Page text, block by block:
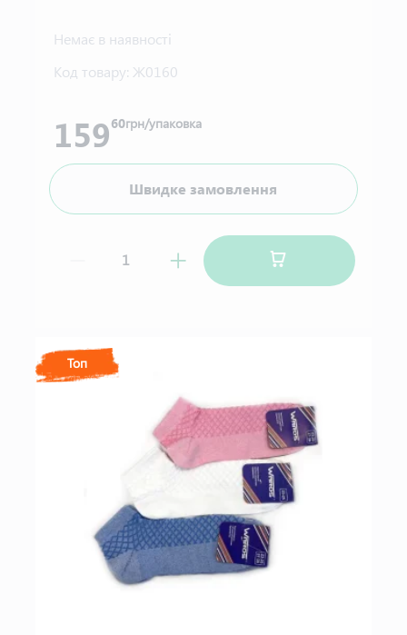
Немає в наявності
Код товару: Ж0160
15960грн/упаковка
Швидке замовлення
Топ